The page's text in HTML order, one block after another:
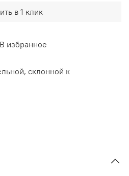
В избранное
в 1 клик
склонной к